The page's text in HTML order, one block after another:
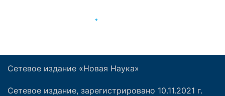
Сетевое издание «Новая Наука»
Сетевое издание, зарегистрировано 10.11.2021 г.